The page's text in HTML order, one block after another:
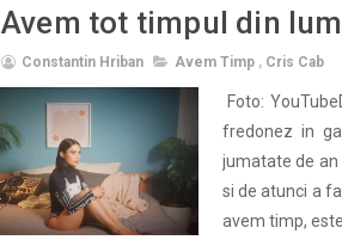
Avem tot timpul din
Constantin Hriban Avem Timp , Cris Cab
Foto:
fredonez in
jumatate de an
si de atunci a
avem timp,